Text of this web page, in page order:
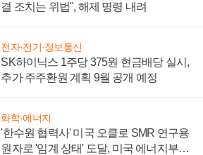
결 조치는 위법", 해제 명령 내려
전자·전기·정보통신
SK하이닉스 1주당 375원 현금배당 실시,
추가 주주환원 계획 9월 공개 예정
화학·에너지
'한수원 협력사' 미국 오클로 SMR 연구용
원자로 '임계 상태' 도달, 미국 에너지부